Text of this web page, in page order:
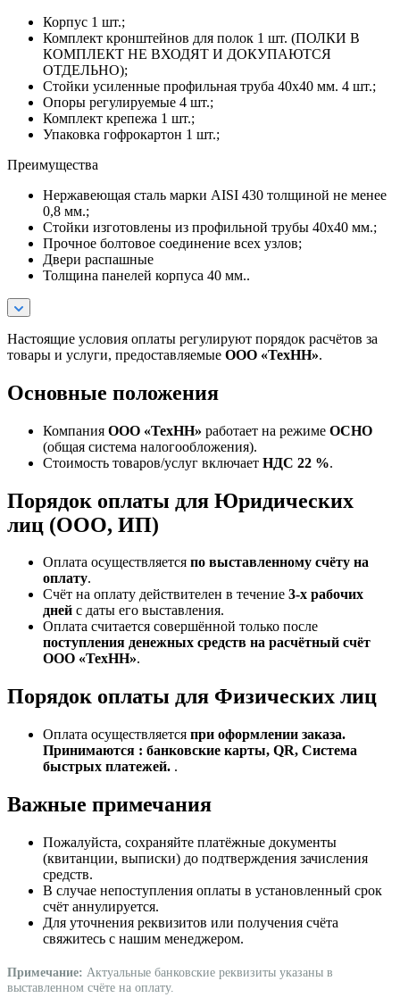
Корпус 1 шт.;
Комплект кронштейнов для полок 1 шт. (ПОЛКИ В
КОМПЛЕКТ НЕ ВХОДЯТ И ДОКУПАЮТСЯ
ОТДЕЛЬНО);
Стойки усиленные профильная труба 40х40 мм. 4 шт.;
Опоры регулируемые 4 шт.;
Комплект крепежа 1 шт.;
Упаковка гофрокартон 1 шт.;
Преимущества
Нержавеющая сталь марки AISI 430 толщиной не менее
0,8 мм.;
Стойки изготовлены из профильной трубы 40х40 мм.;
Прочное болтовое соединение всех узлов;
Двери распашные
Толщина панелей корпуса 40 мм..
Настоящие условия оплаты регулируют порядок расчётов за
товары и услуги, предоставляемые ООО «ТехНН».
Основные положения
Компания ООО «ТехНН» работает на режиме ОСНО
(общая система налогообложения).
Стоимость товаров/услуг включает НДС 22 %.
Порядок оплаты для Юридических
лиц (ООО, ИП)
Оплата осуществляется по выставленному счёту на
оплату.
Счёт на оплату действителен в течение 3‑х рабочих
дней с даты его выставления.
Оплата считается совершённой только после
поступления денежных средств на расчётный счёт
ООО «ТехНН».
Порядок оплаты для Физических лиц
Оплата осуществляется при оформлении заказа.
Принимаются : банковские карты, QR, Система
быстрых платежей. .
Важные примечания
Пожалуйста, сохраняйте платёжные документы
(квитанции, выписки) до подтверждения зачисления
средств.
В случае непоступления оплаты в установленный срок
счёт аннулируется.
Для уточнения реквизитов или получения счёта
свяжитесь с нашим менеджером.
Примечание: Актуальные банковские реквизиты указаны в
выставленном счёте на оплату.